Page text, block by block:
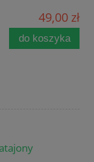
49,00 zł
do koszyka